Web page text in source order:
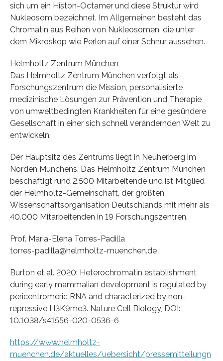
sich um ein Histon-Octamer und diese Struktur wird
Nukleosom bezeichnet. Im Allgemeinen besteht das
Chromatin aus Reihen von Nukleosomen, die unter
dem Mikroskop wie Perlen auf einer Schnur aussehen.
Helmholtz Zentrum München
Das Helmholtz Zentrum München verfolgt als
Forschungszentrum die Mission, personalisierte
medizinische Lösungen zur Prävention und Therapie
von umweltbedingten Krankheiten für eine gesündere
Gesellschaft in einer sich schnell verändernden Welt zu
entwickeln.
Der Hauptsitz des Zentrums liegt in Neuherberg im
Norden Münchens. Das Helmholtz Zentrum München
beschäftigt rund 2.500 Mitarbeitende und ist Mitglied
der Helmholtz-Gemeinschaft, der größten
Wissenschaftsorganisation Deutschlands mit mehr als
40.000 Mitarbeitenden in 19 Forschungszentren.
Prof. Maria-Elena Torres-Padilla
torres-padilla@helmholtz-muenchen.de
Burton et al. 2020: Heterochromatin establishment
during early mammalian development is regulated by
pericentromeric RNA and characterized by non-
repressive H3K9me3. Nature Cell Biology, DOI:
10.1038/s41556-020-0536-6
https://www.helmholtz-
muenchen.de/aktuelles/uebersicht/pressemitteilungn